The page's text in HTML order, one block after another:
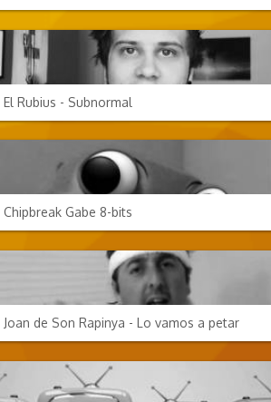
PERSONAJES Y FRASES
El Rubius - Subnormal
CHORRADAS
Chipbreak Gabe 8-bits
CANCIONES FRIKIS
Joan de Son Rapinya - Lo vamos a petar
ANUNCIOS